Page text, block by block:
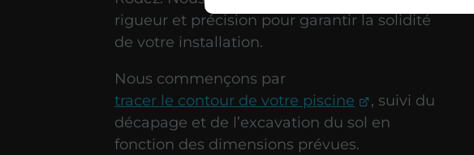
rigueur et précision pour garantir la solidité
de votre installation.
Nous commençons par
tracer le contour de votre piscine
, suivi du
décapage et de l’excavation du sol en
fonction des dimensions prévues.